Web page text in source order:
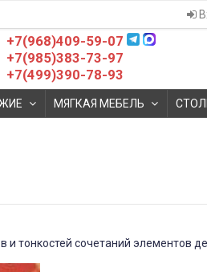
+7(968)409-59-07
+7(985)383-73-97
+7(499)390-78-93
МЯГКАЯ МЕБЕЛЬ
и тонкостей сочетаний элементов